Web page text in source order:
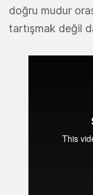
doğru mudur
tartışmak değil